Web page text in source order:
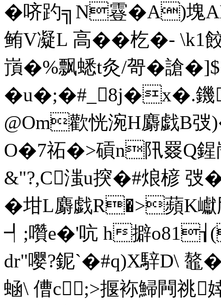
�哜趵╗N霯�A)
鲔V凝L 高��杚�- \k1餃
嵿�%飘蟋t灸/哿�謒
�u�;�#_8j�x�.鐖
@Om歡恍涴H麝戯B弢
O�7祏�>碽n阠罬Q
&"?,C滍u揬�#烺楌
�坩L麝戯R�>蘋K巘
┩;囋e�'吭 h擗
dr"嘤?鈮`�#q)X騂D\ 鼇
蜬\ 傮c;>揠袮鯞闁祧